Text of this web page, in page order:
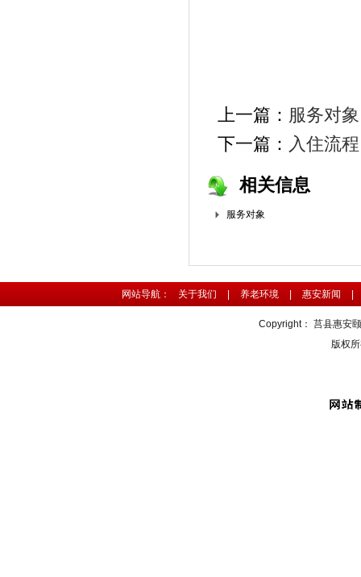
上一篇： 服务对象
下一篇： 入住流程
相关信息
服务对象
网站导航： 关于我们 | 养老环境 | 惠安新闻 |
Copyright： 莒县惠安
版权